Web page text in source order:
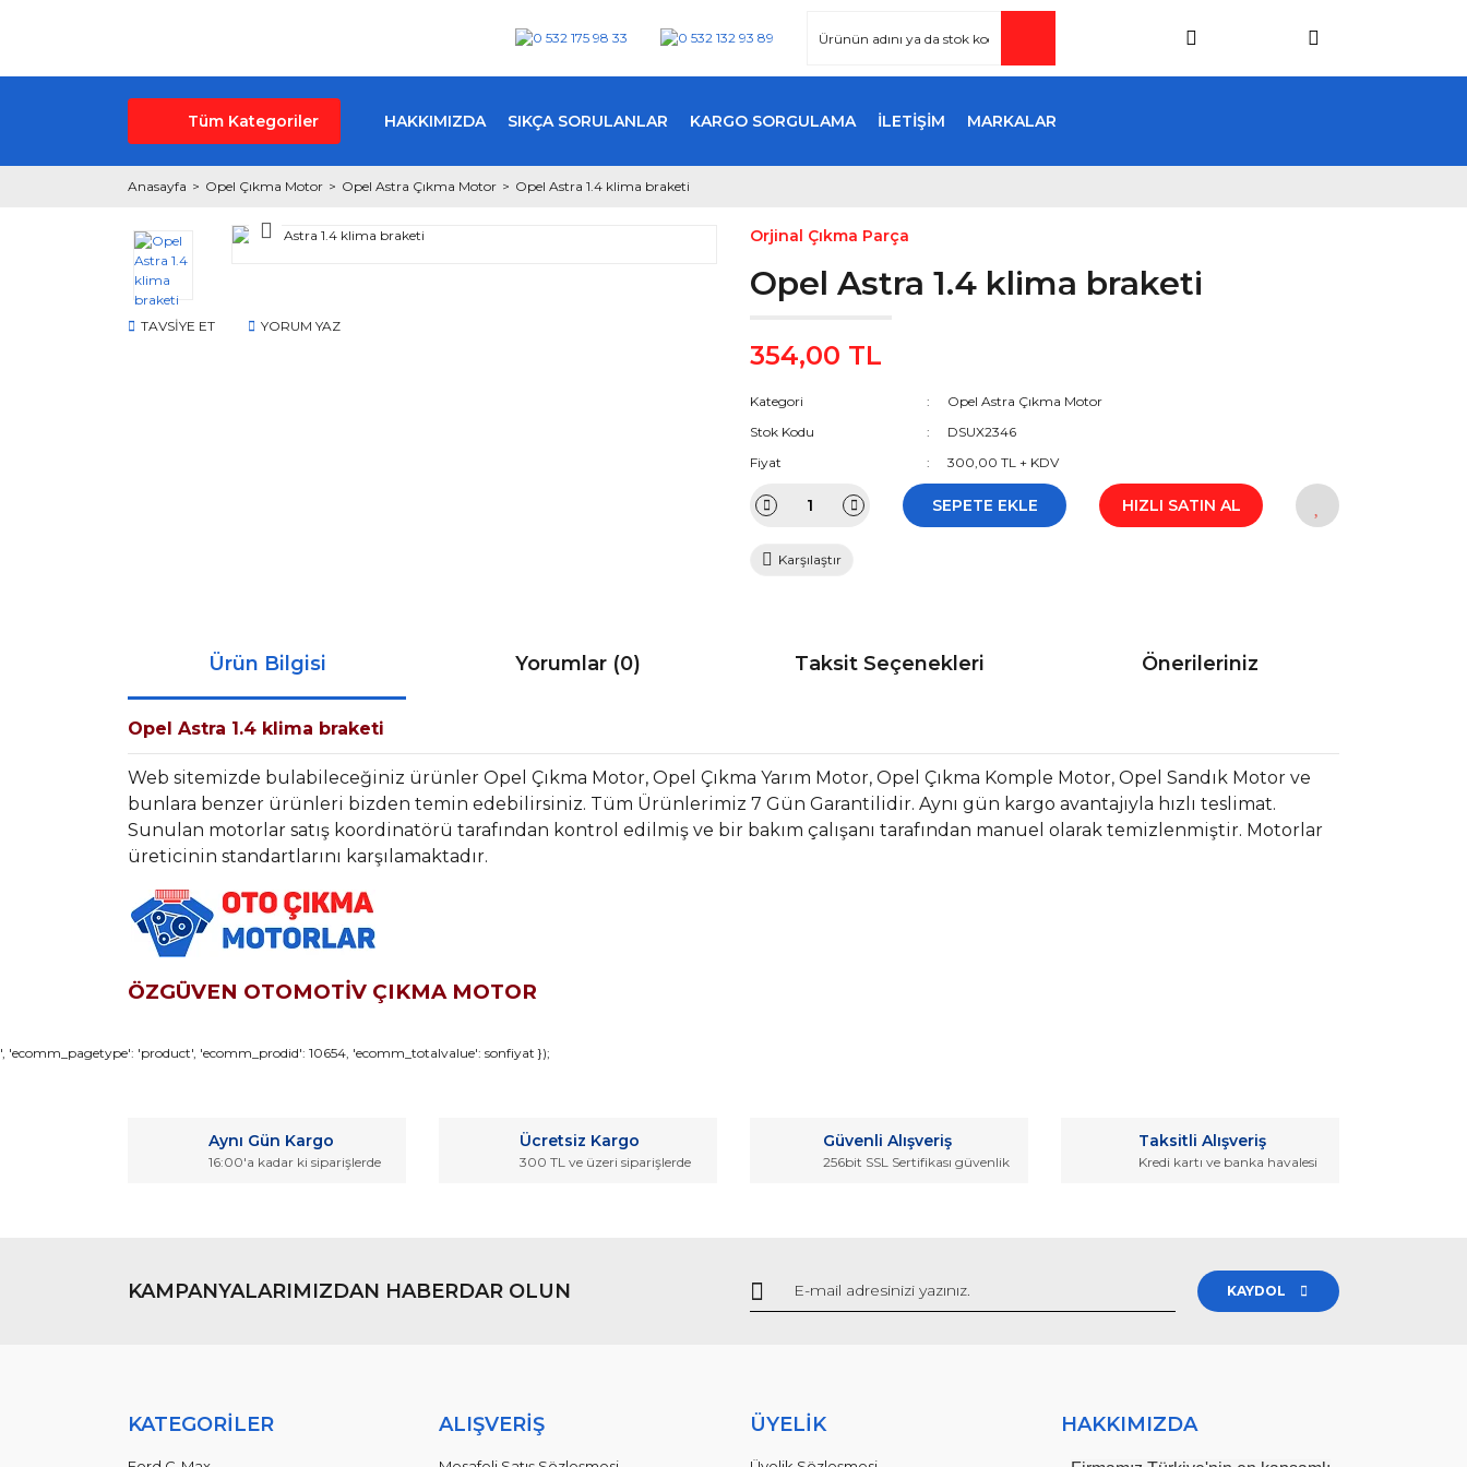
Tüm Kategoriler HAKKIMIZDA SIKÇA SORULANLAR KARGO SORGULAMA İLETİŞİM MARKALAR
Anasayfa Opel Çıkma Motor Opel Astra Çıkma Motor Opel Astra 1.4 klima braketi
TAVSİYE ET YORUM YAZ
Orjinal Çıkma Parça
Opel Astra 1.4 klima braketi
354,00 TL
Kategori
Opel Astra Çıkma Motor
Stok Kodu
DSUX2346
Fiyat
300,00 TL + KDV
SEPETE EKLE HIZLI SATIN AL
Karşılaştır
Ürün Bilgisi Yorumlar (0) Taksit Seçenekleri Önerileriniz
Opel Astra 1.4 klima braketi
Web sitemizde bulabileceğiniz ürünler Opel Çıkma Motor, Opel Çıkma Yarım Motor, Opel Çıkma Komple Motor, Opel Sandık Motor ve
bunlara benzer ürünleri bizden temin edebilirsiniz. Tüm Ürünlerimiz 7 Gün Garantilidir. Aynı gün kargo avantajıyla hızlı teslimat.
Sunulan motorlar satış koordinatörü tarafından kontrol edilmiş ve bir bakım çalışanı tarafından manuel olarak temizlenmiştir. Motorlar
üreticinin standartlarını karşılamaktadır.
ÖZGÜVEN OTOMOTİV ÇIKMA MOTOR
Bu ürünün fiyat bilgisi, resim, ürün açıklamalarında ve diğer konularda yetersiz gördüğünüz noktaları öneri formunu kullanarak tarafımıza iletebilirsiniz.
Ürün açıklamasında eksik bilgiler bulunuyor.
', 'ecomm_pagetype': 'product', 'ecomm_prodid': 10654, 'ecomm_totalvalue': sonfiyat });
Aynı Gün Kargo
16:00'a kadar ki siparişlerde
Ücretsiz Kargo
300 TL ve üzeri siparişlerde
Güvenli Alışveriş
256bit SSL Sertifikası güvenlik
Taksitli Alışveriş
Kredi kartı ve banka havalesi
KAMPANYALARIMIZDAN HABERDAR OLUN KAYDOL
KATEGORİLER ALIŞVERİŞ ÜYELİK HAKKIMIZDA